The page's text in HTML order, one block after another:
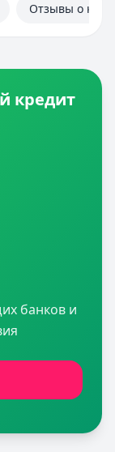
Отзывы о
кредит
банков и